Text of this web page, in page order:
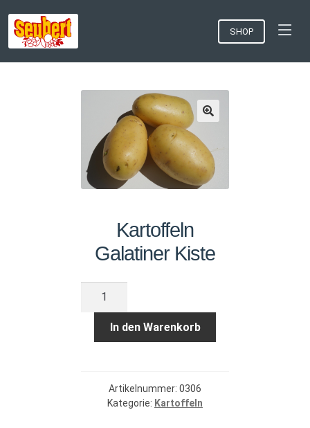
SHOP
Kartoffeln
Galatiner Kiste
Kartoffeln
Menge
In den Warenkorb
Artikelnummer: 0306
Kategorie: Kartoffeln